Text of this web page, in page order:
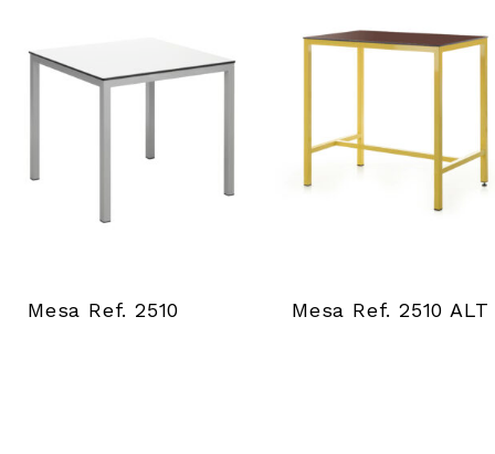
Mesa Ref. 2510 Mesa Ref. 2510 ALT